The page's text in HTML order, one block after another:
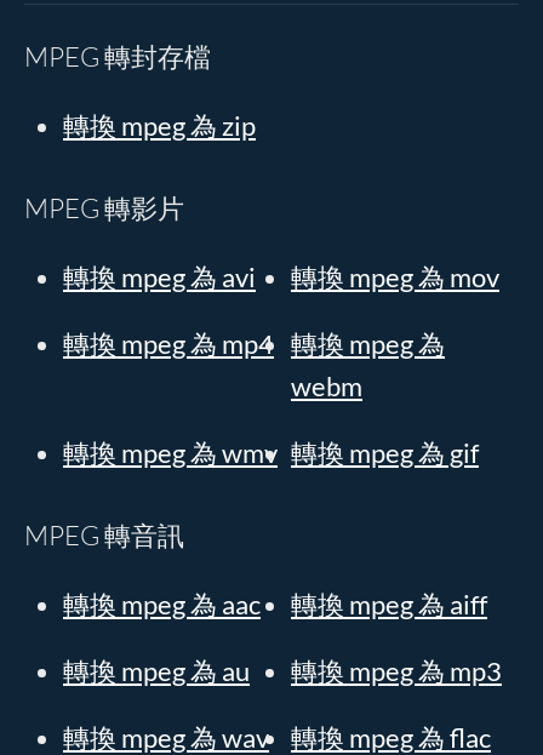
MPEG 轉封存檔
轉換 mpeg 為 zip
MPEG 轉影片
轉換 mpeg 為 avi 轉換 mpeg 為 mov
轉換 mpeg 為 mp4 轉換 mpeg 為
webm
轉換 mpeg 為 wmv 轉換 mpeg 為 gif
MPEG 轉音訊
轉換 mpeg 為 aac 轉換 mpeg 為 aiff
轉換 mpeg 為 au 轉換 mpeg 為 mp3
轉換 mpeg 為 wav 轉換 mpeg 為 flac